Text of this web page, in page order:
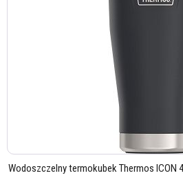
Wodoszczelny termokubek Thermos ICON